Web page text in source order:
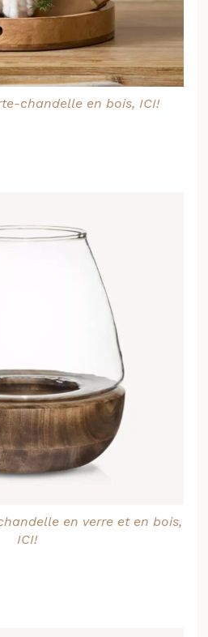
chandelle en bois, ICI!
en verre et en bois,
ICI!